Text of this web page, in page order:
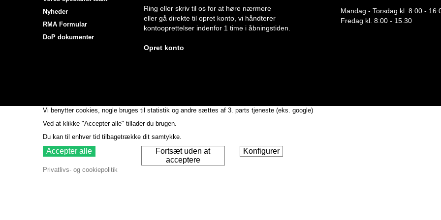
Nyheder
RMA Formular
DoP dokumenter
Ring eller skriv til os for at høre nærmere
eller gå direkte til opret konto, vi håndterer
kontooprettelser indenfor 1 time i åbningstiden.
Opret konto
Mandag - Torsdag kl. 8:00 -
Fredag kl. 8:00 - 15.30
Vi benytter cookies, nogle bruges til statistik og andre sættes af 3. parts tjeneste (eks. google)
Ved at klikke "Accepter alle" tillader du brugen.
Du kan til enhver tid tilbagetrække dit samtykke.
Accepter alle
Fortsæt uden at
acceptere
Konfigurer
Privatlivs- og cookiepolitik